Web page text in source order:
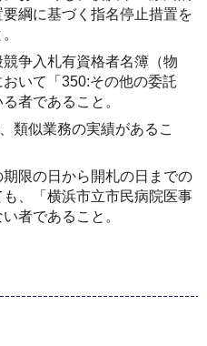
綱に基づく指名停止措置を
争入札有資格者名簿（物
いて「350:その他の委託
者であること。
類似業務の実績があるこ
限の日から開札の日までの
、「横浜市立市民病院医事
者であること。